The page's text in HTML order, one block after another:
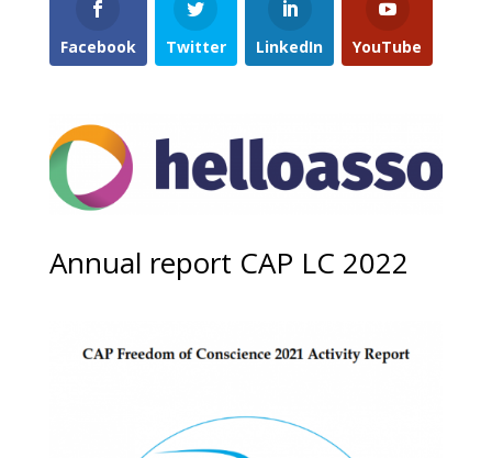
Facebook Twitter LinkedIn YouTube
Annual report CAP LC 2022